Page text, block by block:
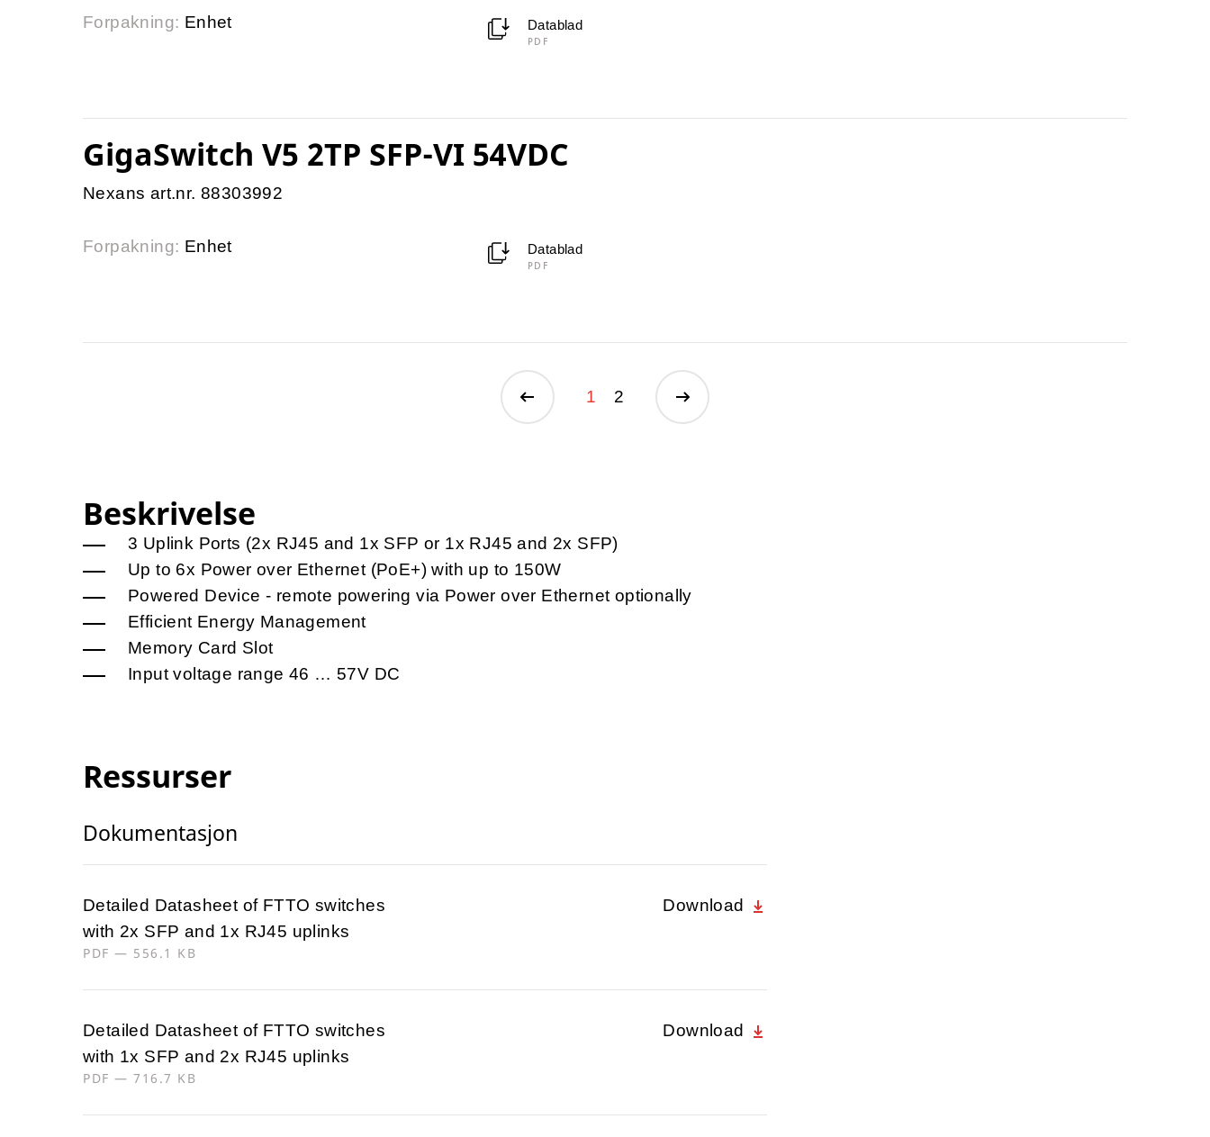
Forpakning: Enhet Datablad
PDF
GigaSwitch V5 2TP SFP-VI 54VDC
Nexans art.nr. 88303992
Forpakning: Enhet Datablad
PDF
1 2
Beskrivelse
3 Uplink Ports (2x RJ45 and 1x SFP or 1x RJ45 and 2x SFP)
Up to 6x Power over Ethernet (PoE+) with up to 150W
Powered Device - remote powering via Power over Ethernet optionally
Efficient Energy Management
Memory Card Slot
Input voltage range 46 … 57V DC
Ressurser
Dokumentasjon
Detailed Datasheet of FTTO switches
with 2x SFP and 1x RJ45 uplinks
PDF — 556.1 KB
Download
Detailed Datasheet of FTTO switches
with 1x SFP and 2x RJ45 uplinks
PDF — 716.7 KB
Download